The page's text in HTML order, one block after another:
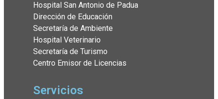
Hospital San Antonio de Padua
Dirección de Educación
Secretaría de Ambiente
Hospital Veterinario
Secretaría de Turismo
Centro Emisor de Licencias
Servicios